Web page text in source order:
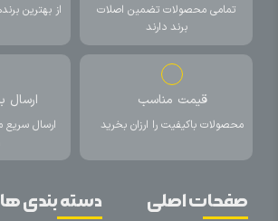
تمامی محصولات تضمین اصلات
برند دارند
از بهترین
قیمت مناسب
محصولات باکیفیت را ارزان بخرید
ارسال
صفحات اصلی دسته بندی